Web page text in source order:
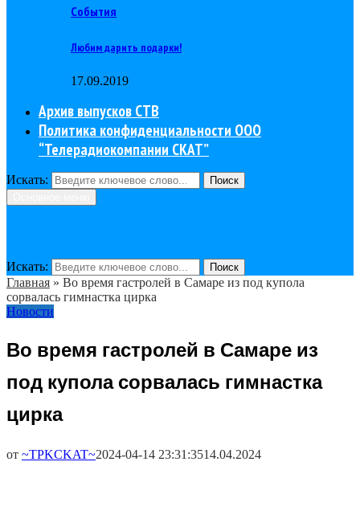
События
Любим дарить подарки!
17.09.2019
Архив выпусков СТВ
Политика конфиденциальности ООО
“Телерадиокомпании СКАТ”
Искать:
Поиск
Искать: Поиск
Главная » Во время гастролей в Самаре из под купола
сорвалась гимнастка цирка
Новости
Во время гастролей в Самаре из
под купола сорвалась гимнастка
цирка
от ~TPKCKAT~2024-04-14 23:31:3514.04.2024